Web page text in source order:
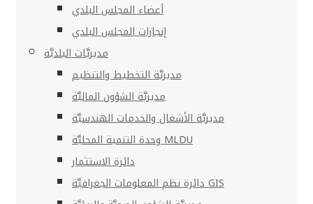
أعضاء المجلس البلدي
إنجازات المجلس البلدي
مديريَّات البلديَّة
مديريَّة التخطيط والتنظيم
مديريَّة الشؤون الماليَّة
مديريَّة الأشغال والخدمات الهندسيَّة
وحدة التنمية المحليَّة MLDU
دائرة الاستثمار
دائرة نظم المعلومات الجغرافيَّة GIS